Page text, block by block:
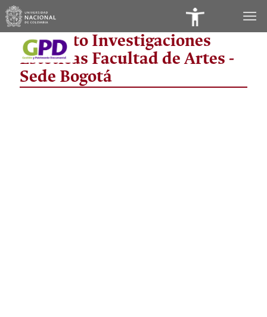
Accesibilidad
Instituto Investigaciones
Estéticas Facultad de Artes -
Sede Bogotá